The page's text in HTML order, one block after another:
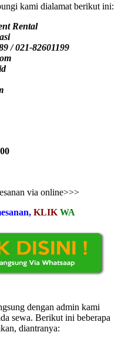
kami dialamat berikut ini:
Rental
/ 021-82601199
via online>>>
KLIK WA
dengan admin kami
sewa. Berikut ini beberapa
diantranya: